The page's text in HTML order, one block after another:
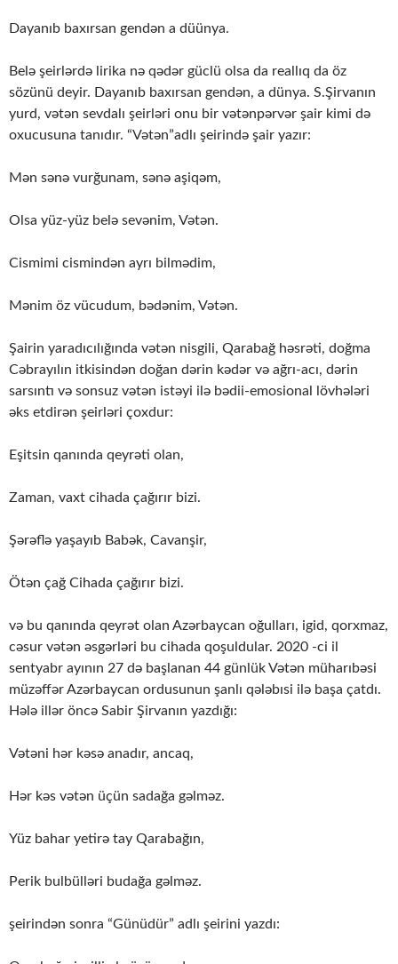
Dayanıb baxırsan gendən a düünya.
Belə şeirlərdə lirika nə qədər güclü olsa da reallıq da öz
sözünü deyir. Dayanıb baxırsan gendən, a dünya. S.Şirvanın
yurd, vətən sevdalı şeirləri onu bir vətənpərvər şair kimi də
oxucusuna tanıdır. “Vətən”adlı şeirində şair yazır:
Mən sənə vurğunam, sənə aşiqəm,
Olsa yüz-yüz belə sevənim, Vətən.
Cismimi cismindən ayrı bilmədim,
Mənim öz vücudum, bədənim, Vətən.
Şairin yaradıcılığında vətən nisgili, Qarabağ həsrəti, doğma
Cəbrayılın itkisindən doğan dərin kədər və ağrı-acı, dərin
sarsıntı və sonsuz vətən istəyi ilə bədii-emosional lövhələri
əks etdirən şeirləri çoxdur:
Eşitsin qanında qeyrəti olan,
Zaman, vaxt cihada çağırır bizi.
Şərəflə yaşayıb Babək, Cavanşir,
Ötən çağ Cihada çağırır bizi.
və bu qanında qeyrət olan Azərbaycan oğulları, igid, qorxmaz,
cəsur vətən əsgərləri bu cihada qoşuldular. 2020 -ci il
sentyabr ayının 27 də başlanan 44 günlük Vətən müharıbəsi
müzəffər Azərbaycan ordusunun şanlı qələbısi ilə başa çatdı.
Hələ illər öncə Sabir Şirvanın yazdığı:
Vətəni hər kəsə anadır, ancaq,
Hər kəs vətən üçün sadağa gəlməz.
Yüz bahar yetirə tay Qarabağın,
Perik bulbülləri budağa gəlməz.
şeirindən sonra “Günüdür” adlı şeirini yazdı: